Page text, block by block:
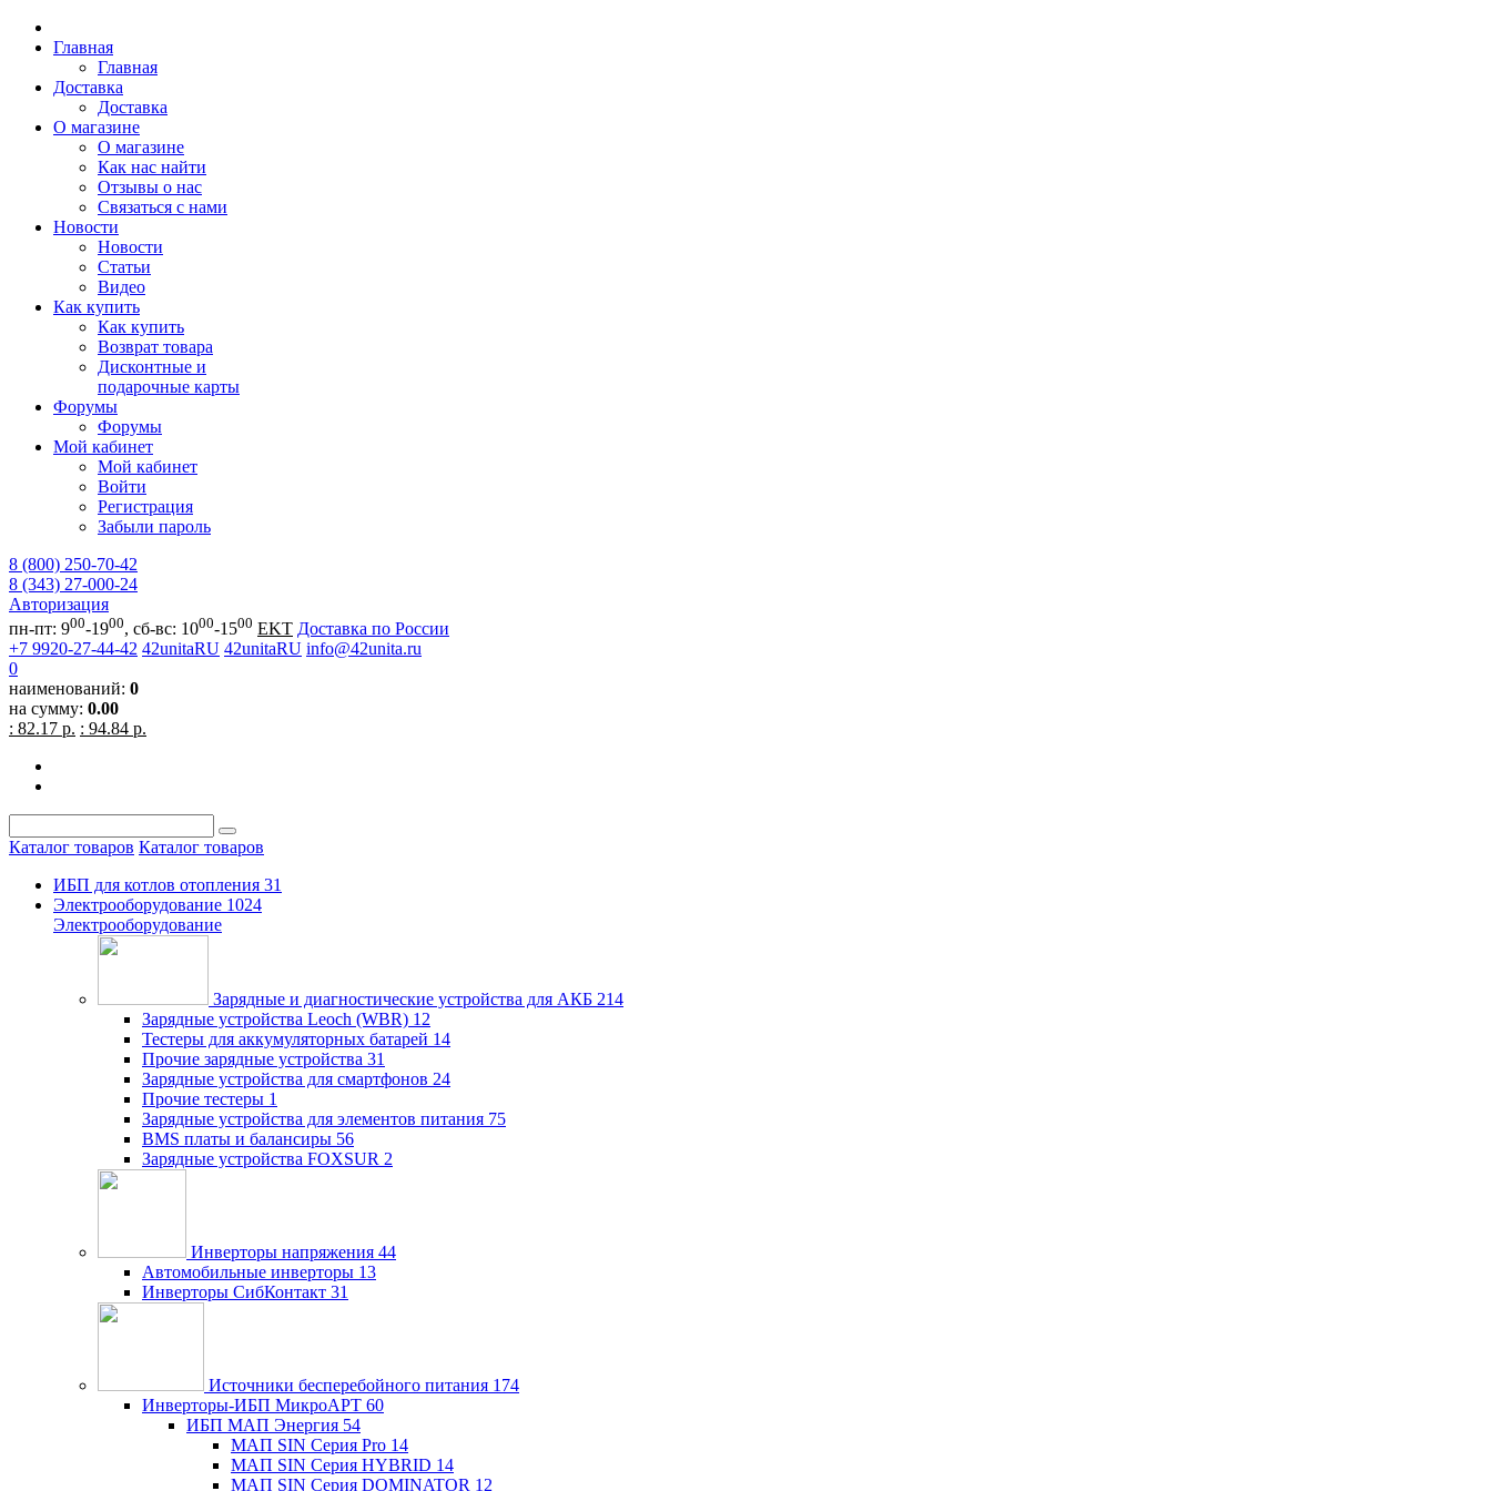
Главная
Главная
Доставка
Доставка
О магазине
О магазине
Как нас найти
Отзывы о нас
Связаться с нами
Новости
Новости
Статьи
Видео
Как купить
Как купить
Возврат товара
Дисконтные и
подарочные карты
Форумы
Форумы
Мой кабинет
Мой кабинет
Войти
Регистрация
Забыли пароль
8 (800) 250-70-42
8 (343) 27-000-24
Авторизация
пн-пт: 900-1900, сб-вс: 1000-1500 EKT Доставка по России
+7 9920-27-44-42 42unitaRU 42unitaRU info@42unita.ru
0
наименований: 0
на сумму: 0.00
: 82.17 р. : 94.84 р.
Каталог товаров Каталог товаров
ИБП для котлов отопления 31
Электрооборудование 1024
Электрооборудование
Зарядные и диагностические устройства для АКБ 214
Зарядные устройства Leoch (WBR) 12
Тестеры для аккумуляторных батарей 14
Прочие зарядные устройства 31
Зарядные устройства для смартфонов 24
Прочие тестеры 1
Зарядные устройства для элементов питания 75
BMS платы и балансиры 56
Зарядные устройства FOXSUR 2
Инверторы напряжения 44
Автомобильные инверторы 13
Инверторы СибКонтакт 31
Источники бесперебойного питания 174
Инверторы-ИБП МикроАРТ 60
ИБП МАП Энергия 54
МАП SIN Серия Pro 14
МАП SIN Серия HYBRID 14
МАП SIN Серия DOMINATOR 12